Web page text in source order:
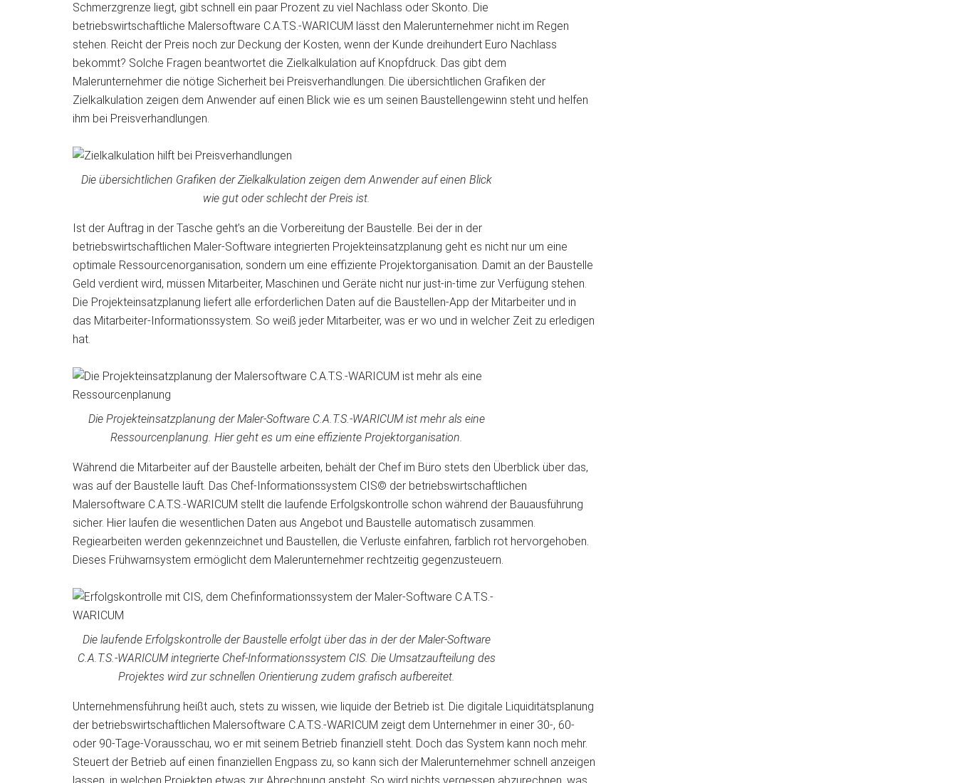
Schmerzgrenze liegt, gibt schnell ein paar Prozent zu viel Nachlass oder Skonto. Die
betriebswirtschaftliche Malersoftware C.A.T.S.-WARICUM lässt den Malerunternehmer nicht im Regen
stehen. Reicht der Preis noch zur Deckung der Kosten, wenn der Kunde dreihundert Euro Nachlass
bekommt? Solche Fragen beantwortet die Zielkalkulation auf Knopfdruck. Das gibt dem
Malerunternehmer die nötige Sicherheit bei Preisverhandlungen. Die übersichtlichen Grafiken der
Zielkalkulation zeigen dem Anwender auf einen Blick wie es um seinen Baustellengewinn steht und helfen
ihm bei Preisverhandlungen.
Die übersichtlichen Grafiken der Zielkalkulation zeigen dem Anwender auf einen Blick
wie gut oder schlecht der Preis ist.
Ist der Auftrag in der Tasche geht’s an die Vorbereitung der Baustelle. Bei der in der
betriebswirtschaftlichen Maler-Software integrierten Projekteinsatzplanung geht es nicht nur um eine
optimale Ressourcenorganisation, sondern um eine effiziente Projektorganisation. Damit an der Baustelle
Geld verdient wird, müssen Mitarbeiter, Maschinen und Geräte nicht nur just-in-time zur Verfügung stehen.
Die Projekteinsatzplanung liefert alle erforderlichen Daten auf die Baustellen-App der Mitarbeiter und in
das Mitarbeiter-Informationssystem. So weiß jeder Mitarbeiter, was er wo und in welcher Zeit zu erledigen
hat.
Die Projekteinsatzplanung der Maler-Software C.A.T.S.-WARICUM ist mehr als eine
Ressourcenplanung. Hier geht es um eine effiziente Projektorganisation.
Während die Mitarbeiter auf der Baustelle arbeiten, behält der Chef im Büro stets den Überblick über das,
was auf der Baustelle läuft. Das Chef-Informationssystem CIS© der betriebswirtschaftlichen
Malersoftware C.A.T.S.-WARICUM stellt die laufende Erfolgskontrolle schon während der Bauausführung
sicher. Hier laufen die wesentlichen Daten aus Angebot und Baustelle automatisch zusammen.
Regiearbeiten werden gekennzeichnet und Baustellen, die Verluste einfahren, farblich rot hervorgehoben.
Dieses Frühwarnsystem ermöglicht dem Malerunternehmer rechtzeitig gegenzusteuern.
Die laufende Erfolgskontrolle der Baustelle erfolgt über das in der der Maler-Software
C.A.T.S.-WARICUM integrierte Chef-Informationssystem CIS. Die Umsatzaufteilung des
Projektes wird zur schnellen Orientierung zudem grafisch aufbereitet.
Unternehmensführung heißt auch, stets zu wissen, wie liquide der Betrieb ist. Die digitale Liquiditätsplanung
der betriebswirtschaftlichen Malersoftware C.A.T.S.-WARICUM zeigt dem Unternehmer in einer 30-, 60-
oder 90-Tage-Vorausschau, wo er mit seinem Betrieb finanziell steht. Doch das System kann noch mehr.
Steuert der Betrieb auf einen finanziellen Engpass zu, so kann sich der Malerunternehmer schnell anzeigen